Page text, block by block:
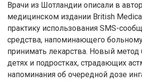
Врачи из Шотландии описали в
медицинском издании British
практику использования SMS-
средства, напоминающего
принимать лекарства. Новый
детях и подростках, страдающих
напоминания об очередной дозе